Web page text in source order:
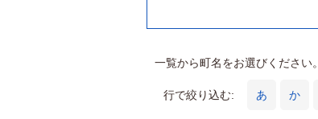
一覧から町名をお選びください。
行で絞り込む: あ か